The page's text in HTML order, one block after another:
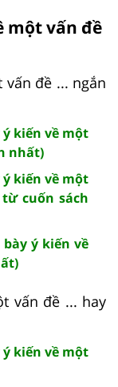
một vấn đề
vấn đề ... ngắn
kiến về một
nhất)
kiến về một
cuốn sách
ý kiến về
vấn đề ... hay
kiến về một